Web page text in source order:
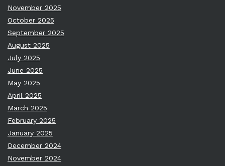
November 2025
October 2025
September 2025
August 2025
July 2025
June 2025
May 2025
April 2025
March 2025
February 2025
January 2025
December 2024
November 2024